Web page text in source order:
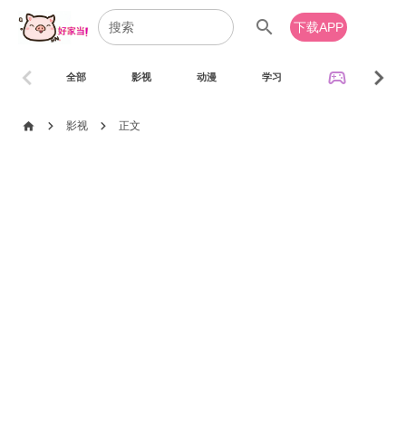
search 下载APP
全部 影视 动漫 学习 sports_esports
chevron_left chevron_right
home chevron_right 影视 chevron_right 正文